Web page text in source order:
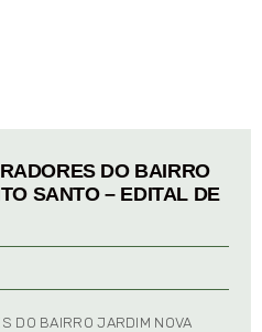
DO BAIRRO
SANTO – EDITAL DE
DO BAIRRO JARDIM NOVA